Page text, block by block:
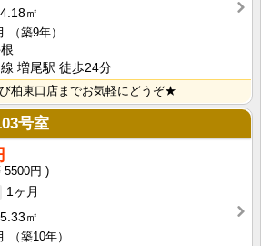
㎡
（築9年）
増尾駅 徒歩24分
柏東口店までお気軽にどうぞ★
号室
5500円
1ヶ月
㎡
（築10年）